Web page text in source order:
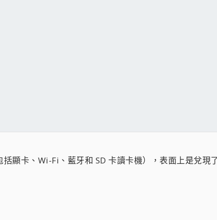
卡、Wi-Fi、藍牙和 SD 卡讀卡機），表面上是兌現